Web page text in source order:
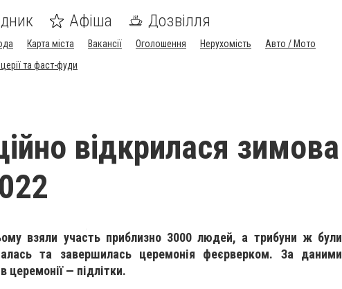
Афіша Дозвілля
Карта міста Вакансії Оголошення Нерухомість
Авто / Мото
та фаст-фуди
відкрилася зимова
взяли участь приблизно 3000 людей, а трибуни ж були
та завершилась церемонія феєрверком. За даними
церемонії — підлітки.